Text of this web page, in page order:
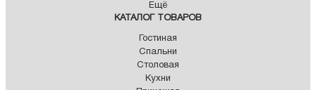
Ещё
КАТАЛОГ ТОВАРОВ
Гостиная
Спальни
Столовая
Кухни